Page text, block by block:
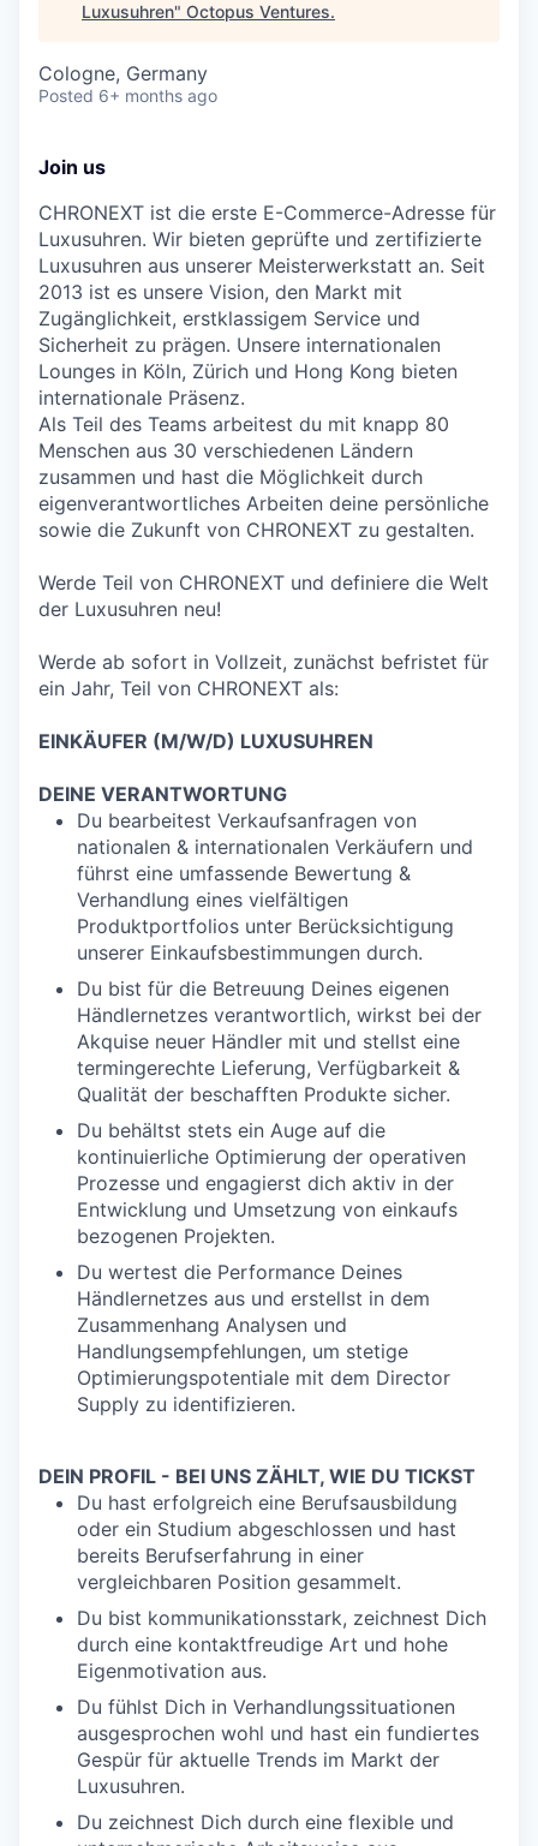
Luxusuhren" Octopus Ventures.
Cologne, Germany
Posted 6+ months ago
Join us
CHRONEXT ist die erste E-Commerce-Adresse für
Luxusuhren. Wir bieten geprüfte und zertifizierte
Luxusuhren aus unserer Meisterwerkstatt an. Seit
2013 ist es unsere Vision, den Markt mit
Zugänglichkeit, erstklassigem Service und
Sicherheit zu prägen. Unsere internationalen
Lounges in Köln, Zürich und Hong Kong bieten
internationale Präsenz.
Als Teil des Teams arbeitest du mit knapp 80
Menschen aus 30 verschiedenen Ländern
zusammen und hast die Möglichkeit durch
eigenverantwortliches Arbeiten deine persönliche
sowie die Zukunft von CHRONEXT zu gestalten.
Werde Teil von CHRONEXT und definiere die Welt
der Luxusuhren neu!
Werde ab sofort in Vollzeit, zunächst befristet für
ein Jahr, Teil von CHRONEXT als:
EINKÄUFER (M/W/D) LUXUSUHREN
DEINE VERANTWORTUNG
Du bearbeitest Verkaufsanfragen von
nationalen & internationalen Verkäufern und
führst eine umfassende Bewertung &
Verhandlung eines vielfältigen
Produktportfolios unter Berücksichtigung
unserer Einkaufsbestimmungen durch.
Du bist für die Betreuung Deines eigenen
Händlernetzes verantwortlich, wirkst bei der
Akquise neuer Händler mit und stellst eine
termingerechte Lieferung, Verfügbarkeit &
Qualität der beschafften Produkte sicher.
Du behältst stets ein Auge auf die
kontinuierliche Optimierung der operativen
Prozesse und engagierst dich aktiv in der
Entwicklung und Umsetzung von einkaufs
bezogenen Projekten.
Du wertest die Performance Deines
Händlernetzes aus und erstellst in dem
Zusammenhang Analysen und
Handlungsempfehlungen, um stetige
Optimierungspotentiale mit dem Director
Supply zu identifizieren.
DEIN PROFIL - BEI UNS ZÄHLT, WIE DU TICKST
Du hast erfolgreich eine Berufsausbildung
oder ein Studium abgeschlossen und hast
bereits Berufserfahrung in einer
vergleichbaren Position gesammelt.
Du bist kommunikationsstark, zeichnest Dich
durch eine kontaktfreudige Art und hohe
Eigenmotivation aus.
Du fühlst Dich in Verhandlungssituationen
ausgesprochen wohl und hast ein fundiertes
Gespür für aktuelle Trends im Markt der
Luxusuhren.
Du zeichnest Dich durch eine flexible und